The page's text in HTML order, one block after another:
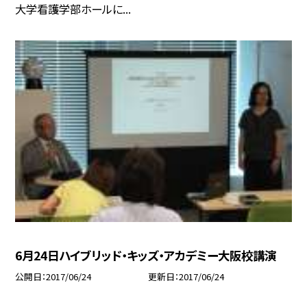
大学看護学部ホールに...
6月24日ハイブリッド・キッズ・アカデミー大阪校講演
公開日 2017/06/24 更新日 2017/06/24